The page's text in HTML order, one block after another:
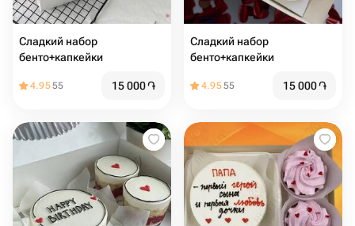
Сладкий набор
бенто+капкейки
4.9555 15 000֏
Сладкий набор
бенто+капкейки
4.9555 15 000֏